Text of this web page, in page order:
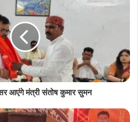
आएंगे मंत्री संतोष कुमार सुमन